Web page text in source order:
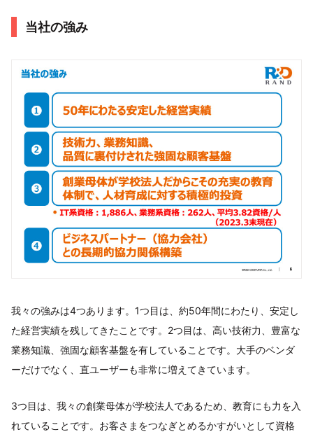
当社の強み
我々の強みは4つあります。1つ目は、約50年間にわたり、安定し
た経営実績を残してきたことです。2つ目は、高い技術力、豊富な
業務知識、強固な顧客基盤を有していることです。大手のベンダ
ーだけでなく、直ユーザーも非常に増えてきています。
3つ目は、我々の創業母体が学校法人であるため、教育にも力を入
れていることです。お客さまをつなぎとめるかすがいとして資格